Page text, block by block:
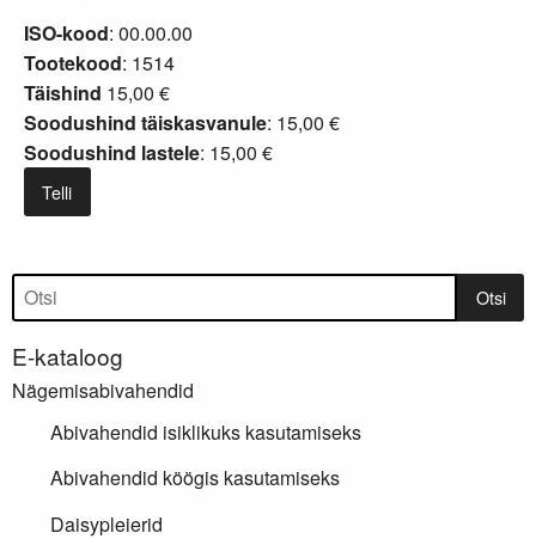
ISO-kood: 00.00.00
Tootekood: 1514
Täishind 15,00 €
Soodushind täiskasvanule: 15,00 €
Soodushind lastele: 15,00 €
Telli
Tootepuu Otsi
E-kataloog
Nägemisabivahendid
Abivahendid isiklikuks kasutamiseks
Abivahendid köögis kasutamiseks
Daisypleierid